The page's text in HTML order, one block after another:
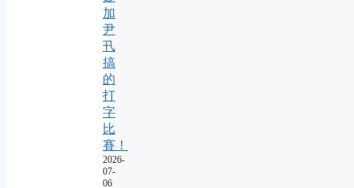
加
尹
卂
搞
的
打
字
比
賽！
2026-
07-
06